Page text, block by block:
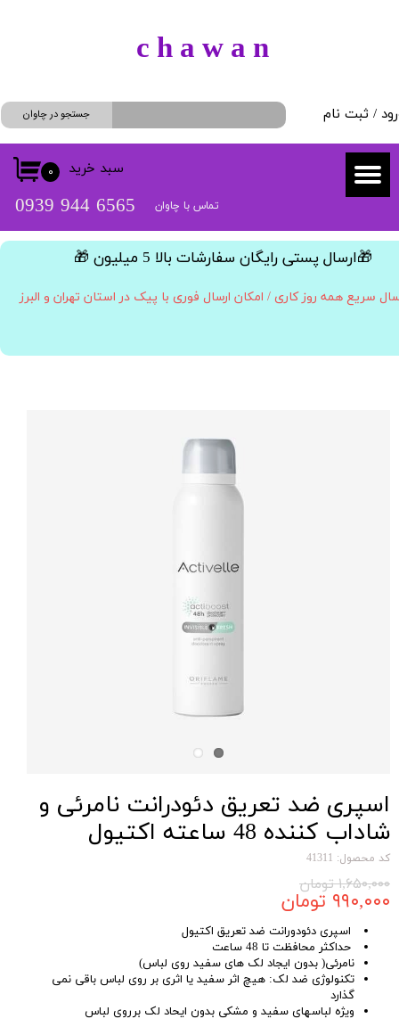
/ ثبت نام
سفارشات
خروج از حساب کاربری
جستجو در چاوان
​​6565 944 0939 تماس با چاوان
۰ سبد خرید
​c h a w a n
​🎁ارسال پستی رایگان سفارشات بالا 5 میلیون 🎁​​​​​​​
سریع همه روز کاری / امکان ارسال فوری با پیک در استان تهران و البرز
اسپری ضد تعریق دئودرانت نامرئی و
شاداب کننده 48 ساعته اکتیول
ACTIVELLE Fresh Anti-perspirant
Deodorant Spray
کد محصول: 41311
۱,۶۵۰,۰۰۰ تومان
۹۹۰,۰۰۰ تومان
اسپری دئودورانت ضد تعریق اکتیول
حداکثر محافظت تا 48 ساعت
نامرئی( بدون ایجاد لک های سفید روی لباس)
تکنولوژی ضد لک: هیچ اثر سفید یا اثری بر روی لباس باقی نمی
گذارد
ویژه لباسهای سفید و مشکی بدون ایحاد لک برروی لباس